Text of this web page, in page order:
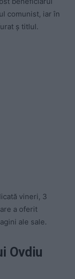
comunist, iar în
ș titlul.
vineri, 3
a oferit
ale sale.
Ovdiu